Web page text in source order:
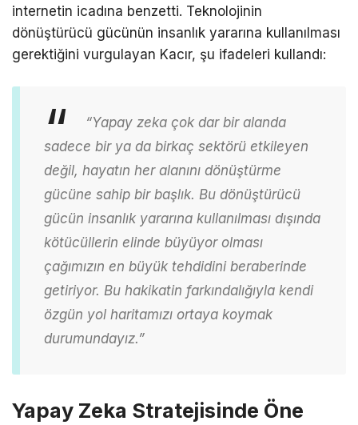
internetin icadına benzetti. Teknolojinin
dönüştürücü gücünün insanlık yararına kullanılması
gerektiğini vurgulayan Kacır, şu ifadeleri kullandı:
“Yapay zeka çok dar bir alanda
sadece bir ya da birkaç sektörü etkileyen
değil, hayatın her alanını dönüştürme
gücüne sahip bir başlık. Bu dönüştürücü
gücün insanlık yararına kullanılması dışında
kötücüllerin elinde büyüyor olması
çağımızın en büyük tehdidini beraberinde
getiriyor. Bu hakikatin farkındalığıyla kendi
özgün yol haritamızı ortaya koymak
durumundayız.”
Yapay Zeka Stratejisinde Öne